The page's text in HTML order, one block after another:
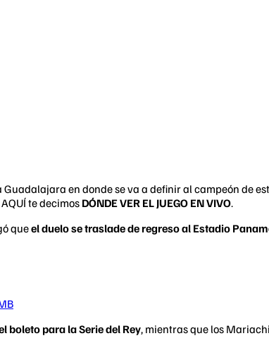
Guadalajara en donde se va a definir al campeón de
te decimos DÓNDE VER EL JUEGO EN VIVO.
queel duelo se traslade de regreso al Estadio
boleto para la Serie del Rey, mientras que los